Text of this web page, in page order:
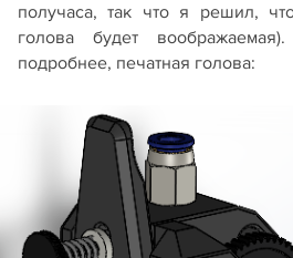
получаса, так что я решил,
голова будет
подробнее, печатная голова: